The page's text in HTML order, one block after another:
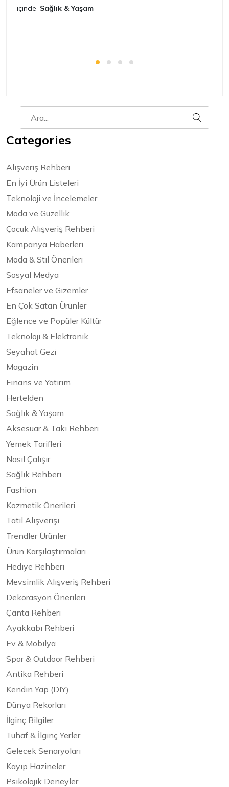
içinde Sağlık & Yaşam
Categories
Alışveriş Rehberi
En İyi Ürün Listeleri
Teknoloji ve İncelemeler
Moda ve Güzellik
Çocuk Alışveriş Rehberi
Kampanya Haberleri
Moda & Stil Önerileri
Sosyal Medya
Efsaneler ve Gizemler
En Çok Satan Ürünler
Eğlence ve Popüler Kültür
Teknoloji & Elektronik
Seyahat Gezi
Magazin
Finans ve Yatırım
Hertelden
Sağlık & Yaşam
Aksesuar & Takı Rehberi
Yemek Tarifleri
Nasıl Çalışır
Sağlık Rehberi
Fashion
Kozmetik Önerileri
Tatil Alışverişi
Trendler Ürünler
Ürün Karşılaştırmaları
Hediye Rehberi
Mevsimlik Alışveriş Rehberi
Dekorasyon Önerileri
Çanta Rehberi
Ayakkabı Rehberi
Ev & Mobilya
Spor & Outdoor Rehberi
Antika Rehberi
Kendin Yap (DIY)
Dünya Rekorları
İlginç Bilgiler
Tuhaf & İlginç Yerler
Gelecek Senaryoları
Kayıp Hazineler
Psikolojik Deneyler